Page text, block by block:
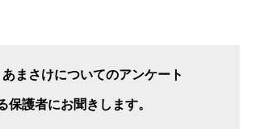
まさけについてのアンケート
護者にお聞きします。